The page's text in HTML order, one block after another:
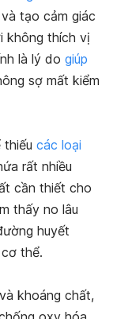
tạo cảm giác
không thích vị
là lý do giúp
sợ mất kiểm
các loại
rất nhiều
cần thiết cho
thấy no lâu
huyết
thể.
khoáng chất,